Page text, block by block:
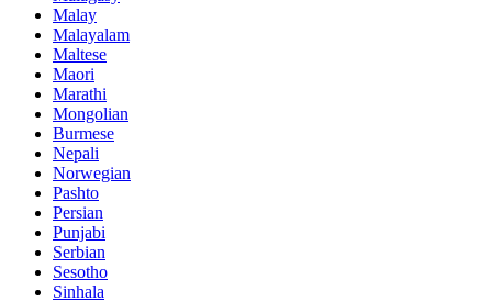
Malay
Malayalam
Maltese
Maori
Marathi
Mongolian
Burmese
Nepali
Norwegian
Pashto
Persian
Punjabi
Serbian
Sesotho
Sinhala